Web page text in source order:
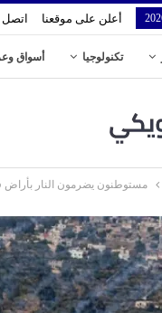
أعلن على موقعنا اتصل
تكنولوجيا أسواق
مستوطنون يضرمون النار